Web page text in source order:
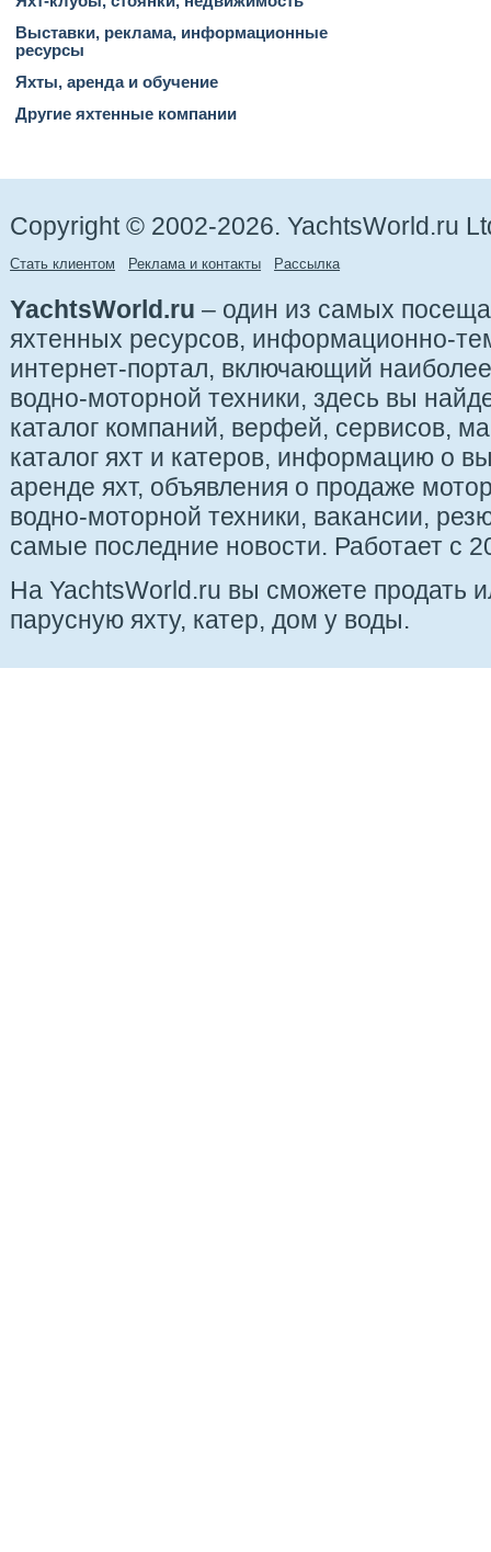
Выставки, реклама, информационные
ресурсы
Яхты, аренда и обучение
Другие яхтенные компании
Copyright © 2002-2026. YachtsWorld.ru
Стать клиентом Реклама и контакты Рассылка
YachtsWorld.ru – один из самых
яхтенных ресурсов, информационно-
интернет-портал, включающий
водно-моторной техники, здесь вы
каталог компаний, верфей, сервисов,
каталог яхт и катеров, информацию о
аренде яхт, объявления о продаже
водно-моторной техники, вакансии,
самые последние новости. Работает с
На YachtsWorld.ru вы сможете продать
парусную яхту, катер, дом у воды.